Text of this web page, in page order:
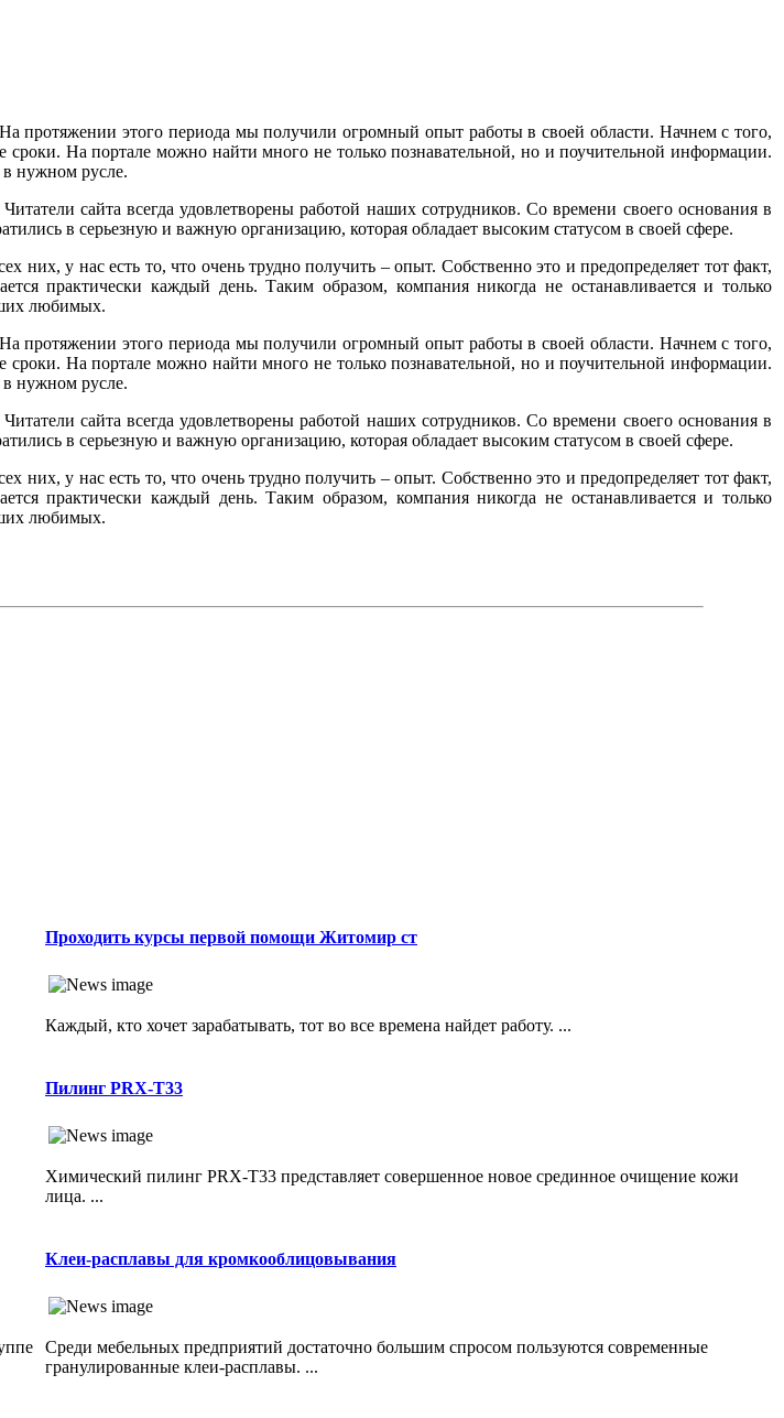
протяжении этого периода мы получили огромный опыт работы в своей области. Начнем с того,
На портале можно найти много не только познавательной, но и поучительной информации.
в нужном русле.
сайта всегда удовлетворены работой наших сотрудников. Со времени своего основания в
в серьезную и важную организацию, которая обладает высоким статусом в своей сфере.
у нас есть то, что очень трудно получить – опыт. Собственно это и предопределяет тот факт,
практически каждый день. Таким образом, компания никогда не останавливается и только
любимых.
протяжении этого периода мы получили огромный опыт работы в своей области. Начнем с того,
На портале можно найти много не только познавательной, но и поучительной информации.
в нужном русле.
сайта всегда удовлетворены работой наших сотрудников. Со времени своего основания в
в серьезную и важную организацию, которая обладает высоким статусом в своей сфере.
у нас есть то, что очень трудно получить – опыт. Собственно это и предопределяет тот факт,
практически каждый день. Таким образом, компания никогда не останавливается и только
любимых.
Проходить курсы первой помощи Житомир ст
Каждый, кто хочет зарабатывать, тот во все времена найдет работу. ...
Пилинг PRX-T33
Химический пилинг PRX-T33 представляет совершенное новое срединное очищение кожи
лица. ...
Клеи-расплавы для кромкооблицовывания
Среди мебельных предприятий достаточно большим спросом пользуются современные
гранулированные клеи-расплавы. ...